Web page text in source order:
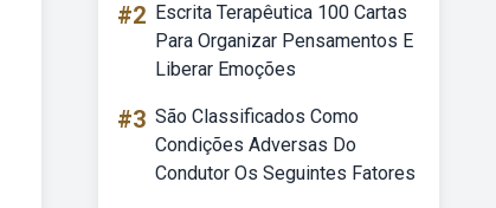
#2 Escrita Terapêutica 100 Cartas
Para Organizar Pensamentos E
Liberar Emoções
#3 São Classificados Como
Condições Adversas Do
Condutor Os Seguintes Fatores